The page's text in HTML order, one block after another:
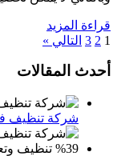
قراءة المزيد
1
2
3 التالي »
أحدث المقالات
شركة تنظيف